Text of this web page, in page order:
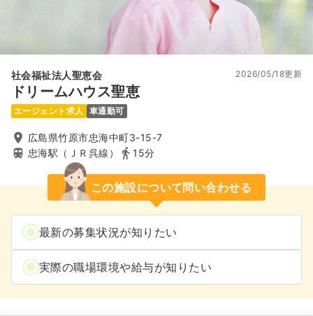
社会福祉法人聖恵会
ドリームハウス聖恵
2026/05/18更新
エージェント求人 車通勤可
広島県竹原市忠海中町3-15-7
忠海駅（ＪＲ呉線）
15分
この施設について問い合わせる
最新の募集状況が知りたい
実際の職場環境や給与が知りたい